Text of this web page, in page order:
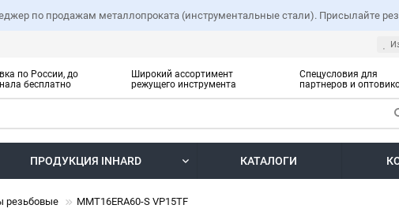
по продажам металлопроката (инструментальные стали). Присылайте
по России, до
бесплатно
Широкий ассортимент
режущего инструмента
Спецусловия для
партнеров и
ПРОДУКЦИЯ INHARD КАТАЛОГИ
резьбовые MMT16ERA60-S VP15TF